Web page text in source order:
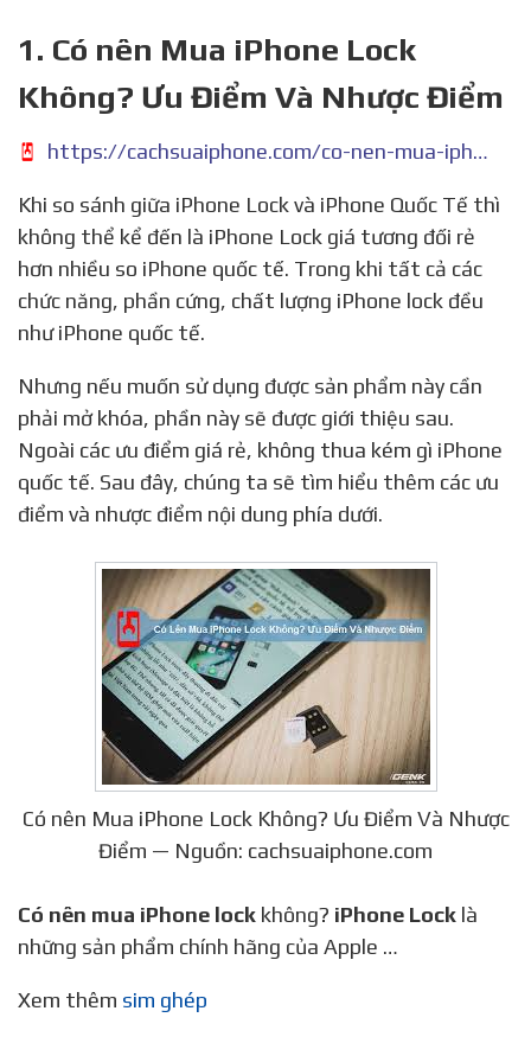
1. Có nên Mua iPhone Lock
Không? Ưu Điểm Và Nhược Điểm
https://cachsuaiphone.com/co-nen-mua-iphone-lock/
Khi so sánh giữa iPhone Lock và iPhone Quốc Tế thì
không thể kể đến là iPhone Lock giá tương đối rẻ
hơn nhiều so iPhone quốc tế. Trong khi tất cả các
chức năng, phần cứng, chất lượng iPhone lock đều
như iPhone quốc tế.
Nhưng nếu muốn sử dụng được sản phẩm này cần
phải mở khóa, phần này sẽ được giới thiệu sau.
Ngoài các ưu điểm giá rẻ, không thua kém gì iPhone
quốc tế. Sau đây, chúng ta sẽ tìm hiểu thêm các ưu
điểm và nhược điểm nội dung phía dưới.
Có nên Mua iPhone Lock Không? Ưu Điểm Và Nhược
Điểm — Nguồn: cachsuaiphone.com
Có nên mua iPhone lock không? iPhone Lock là
những sản phẩm chính hãng của Apple …
Xem thêm sim ghép